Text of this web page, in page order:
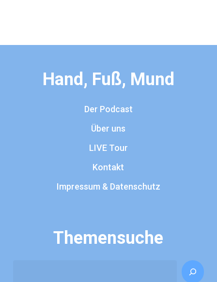
Hand, Fuß, Mund
Der Podcast
Über uns
LIVE Tour
Kontakt
Impressum & Datenschutz
Themensuche